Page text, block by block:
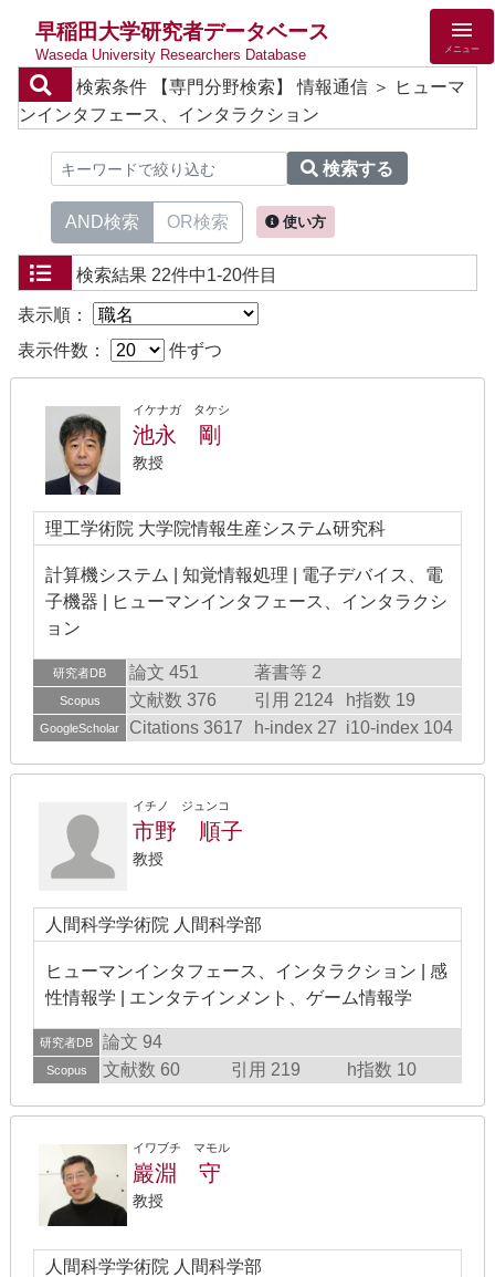
早稲田大学研究者データベース
Waseda University Researchers Database メニュー
検索条件
【専門分野検索】 情報通信 ＞ ヒューマ
ンインタフェース、インタラクション
検索する
AND検索 OR検索 使い方
検索結果 22件中1-20件目
表示順：
表示件数：
件ずつ
イケナガ タケシ
池永 剛
教授
理工学術院 大学院情報生産システム研究科
計算機システム | 知覚情報処理 | 電子デバイス、電
子機器 | ヒューマンインタフェース、インタラクシ
ョン
研究者DB 論文 451 著書等 2
Scopus 文献数 376 引用 2124 h指数 19
GoogleScholar Citations 3617 h-index 27 i10-index 104
イチノ ジュンコ
市野 順子
教授
人間科学学術院 人間科学部
ヒューマンインタフェース、インタラクション | 感
性情報学 | エンタテインメント、ゲーム情報学
研究者DB 論文 94
Scopus 文献数 60 引用 219 h指数 10
イワブチ マモル
巖淵 守
教授
人間科学学術院 人間科学部